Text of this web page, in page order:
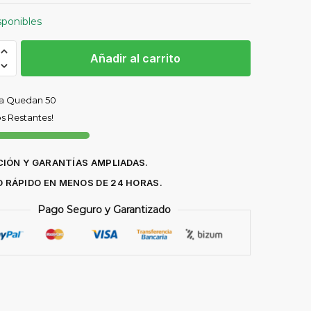
Añadir al carrito
Quedan 50
Restantes!
Y GARANTÍAS AMPLIADAS.
RÁPIDO EN MENOS DE 24 HORAS.
Pago Seguro y Garantizado